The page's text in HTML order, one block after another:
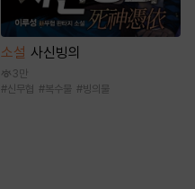
소설 사신빙의
3만
#신무협 #복수물 #빙의물